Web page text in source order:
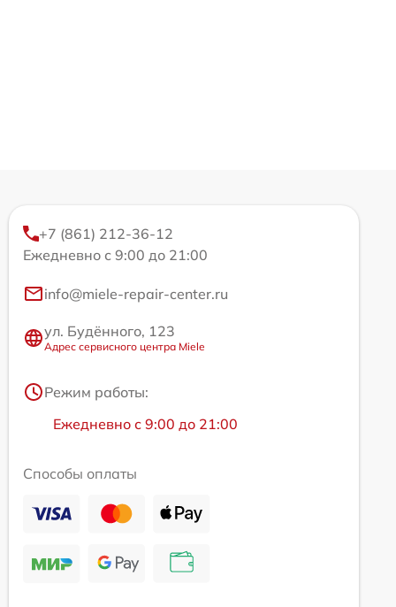
+7 (861) 212-36-12
Ежедневно с 9:00 до 21:00
info@miele-repair-center.ru
ул. Будённого, 123
Адрес сервисного центра Miele
Режим работы:
Ежедневно с 9:00 до 21:00
Способы оплаты